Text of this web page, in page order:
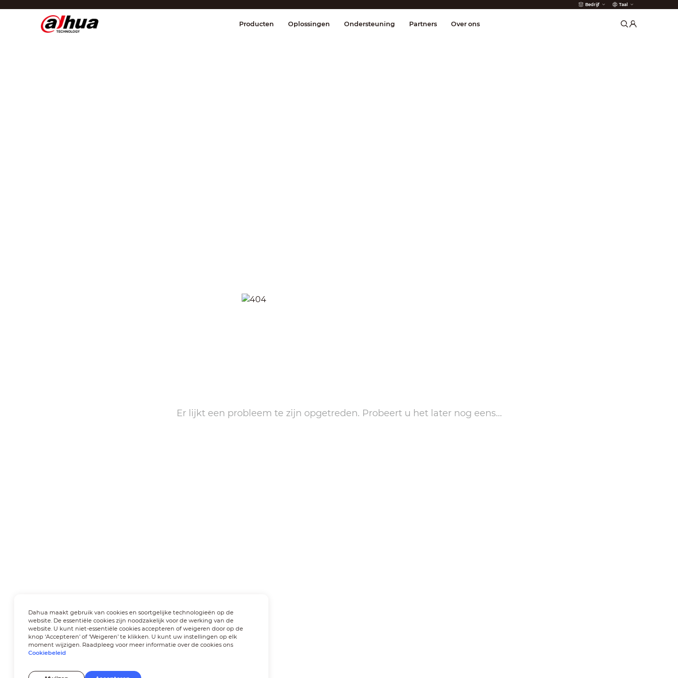
Bedrijf Taal
Display & Control Transmissie Brandmelder
Regio/taal
Producten Oplossingen Ondersteuning Partners Over ons
Er lijkt een probleem te zijn opgetreden. Probeert u het later nog eens...
Dahua maakt gebruik van cookies en soortgelijke technologieën op de
website. De essentiële cookies zijn noodzakelijk voor de werking van de
website. U kunt niet-essentiële cookies accepteren of weigeren door op de
knop ‘Accepteren’ of ‘Weigeren’ te klikken. U kunt uw instellingen op elk
moment wijzigen. Raadpleeg voor meer informatie over de cookies ons
Cookiebeleid